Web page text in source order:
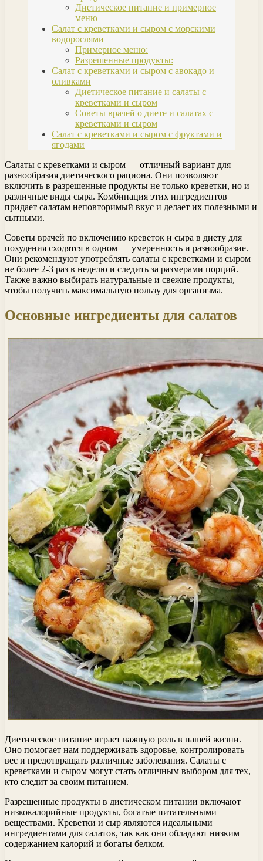
Диетическое питание и примерное
меню
Салат с креветками и сыром с морскими
водорослями
Примерное меню:
Разрешенные продукты:
Салат с креветками и сыром с авокадо и
оливками
Диетическое питание и салаты с
креветками и сыром
Советы врачей о диете и салатах с
креветками и сыром
Салат с креветками и сыром с фруктами и
ягодами
Салаты с креветками и сыром — отличный вариант для
разнообразия диетического рациона. Они позволяют
включить в разрешенные продукты не только креветки, но и
различные виды сыра. Комбинация этих ингредиентов
придает салатам неповторимый вкус и делает их полезными и
сытными.
Советы врачей по включению креветок и сыра в диету для
похудения сходятся в одном — умеренность и разнообразие.
Они рекомендуют употреблять салаты с креветками и сыром
не более 2-3 раз в неделю и следить за размерами порций.
Также важно выбирать натуральные и свежие продукты,
чтобы получить максимальную пользу для организма.
Основные ингредиенты для салатов
Диетическое питание играет важную роль в нашей жизни.
Оно помогает нам поддерживать здоровье, контролировать
вес и предотвращать различные заболевания. Салаты с
креветками и сыром могут стать отличным выбором для тех,
кто следит за своим питанием.
Разрешенные продукты в диетическом питании включают
низкокалорийные продукты, богатые питательными
веществами. Креветки и сыр являются идеальными
ингредиентами для салатов, так как они обладают низким
содержанием калорий и богаты белком.